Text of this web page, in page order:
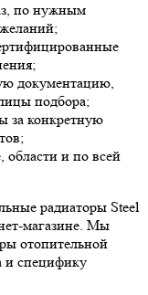
по нужным
документацию,
подбора;
за конкретную
и по всей
радиаторы Steel
магазине. Мы
отопительной
и специфику